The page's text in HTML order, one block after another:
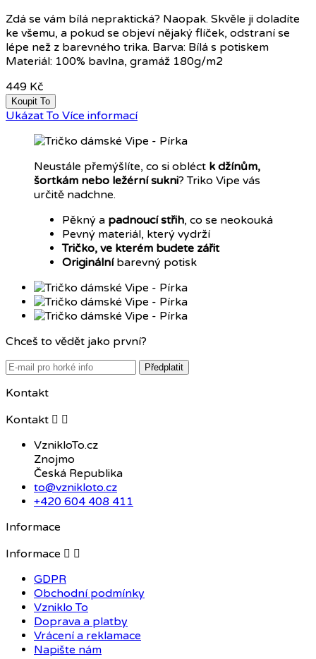
Zdá se vám bílá nepraktická? Naopak. Skvěle ji doladíte
ke všemu, a pokud se objeví nějaký flíček, odstraní se
lépe než z barevného trika. Barva: Bílá s potiskem
Materiál: 100% bavlna, gramáž 180g/m2
449 Kč
Koupit To
Ukázat To Více informací
Neustále přemýšlíte, co si obléct k džínům,
šortkám nebo ležérní sukni? Triko Vipe vás
určitě nadchne.
Pěkný a padnoucí střih, co se neokouká
Pevný materiál, který vydrží
Tričko, ve kterém budete zářit
Originálníbarevný potisk
Chceš to vědět jako první?
Předplatit
Kontakt
Kontakt  
VznikloTo.cz
Znojmo
Česká Republika
to@vznikloto.cz
+420 604 408 411
Informace
Informace  
GDPR
Obchodní podmínky
Vzniklo To
Doprava a platby
Vrácení a reklamace
Napište nám